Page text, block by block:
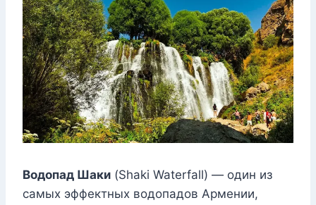
Водопад Шаки (Shaki Waterfall) — один из
самых эффектных водопадов Армении,